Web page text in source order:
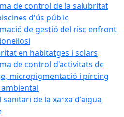
de control de la salubritat
d'ús públic
de gestió del risc enfront
en habitatges i solars
de control d'activitats de
micropigmentació i pírcing
sanitari de la xarxa d'aigua